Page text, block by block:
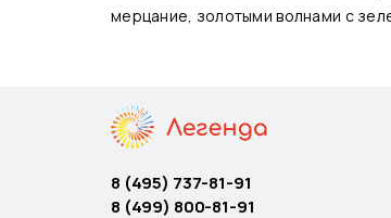
мерцание, золотыми волнами с
8 (495) 737-81-91
8 (499) 800-81-91